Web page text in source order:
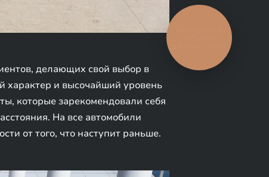
делающих свой выбор в
характер и высочайший уровень
которые зарекомендовали себя
На все автомобили
от того, что наступит раньше.